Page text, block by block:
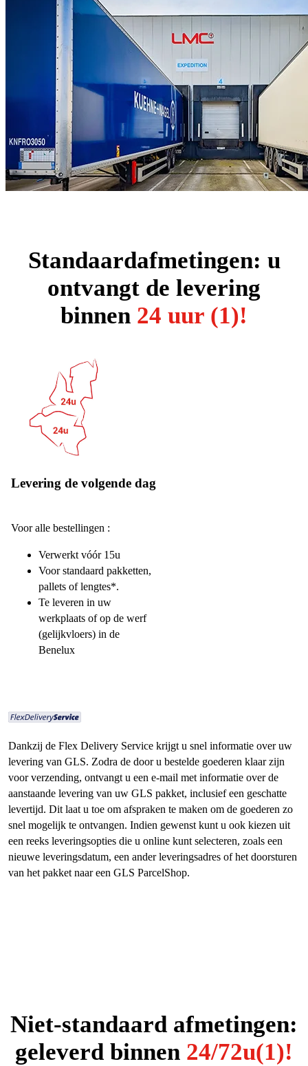
Standaardafmetingen: u
ontvangt de levering
binnen 24 uur (1)!
Levering de volgende dag
Voor alle bestellingen :
Verwerkt vóór 15u
Voor standaard pakketten,
pallets of lengtes*.
Te leveren in uw
werkplaats of op de werf
(gelijkvloers) in de
Benelux
Dankzij de Flex Delivery Service krijgt u snel informatie over uw
levering van GLS. Zodra de door u bestelde goederen klaar zijn
voor verzending, ontvangt u een e-mail met informatie over de
aanstaande levering van uw GLS pakket, inclusief een geschatte
levertijd. Dit laat u toe om afspraken te maken om de goederen zo
snel mogelijk te ontvangen. Indien gewenst kunt u ook kiezen uit
een reeks leveringsopties die u online kunt selecteren, zoals een
nieuwe leveringsdatum, een ander leveringsadres of het doorsturen
van het pakket naar een GLS ParcelShop.
Niet-standaard afmetingen:
geleverd binnen 24/72u(1)!